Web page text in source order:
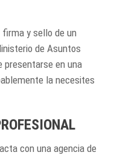
firma y sello de un
de Asuntos
presentarse en una
la necesites
con una agencia de